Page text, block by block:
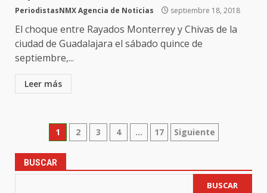
PeriodistasNMX Agencia de Noticias septiembre 18, 2018
El choque entre Rayados Monterrey y Chivas de la
ciudad de Guadalajara el sábado quince de
septiembre,...
Leer más
Paginación
de
entradas
1 2 3 4 … 17 Siguiente
BUSCAR
BUSCAR